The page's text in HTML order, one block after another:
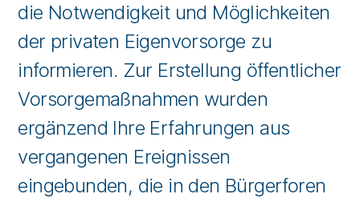
die Notwendigkeit und Möglichkeiten
der privaten Eigenvorsorge zu
informieren. Zur Erstellung öffentlicher
Vorsorgemaßnahmen wurden
ergänzend Ihre Erfahrungen aus
vergangenen Ereignissen
eingebunden, die in den Bürgerforen